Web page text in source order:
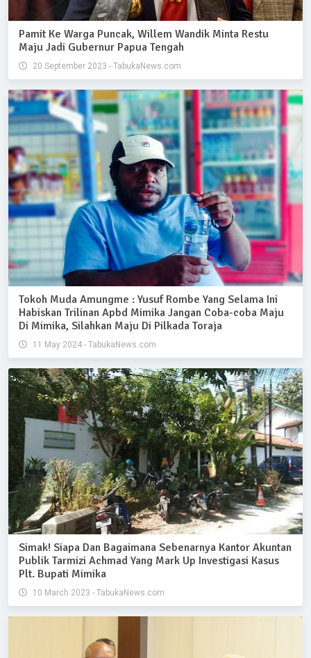
Pamit Ke Warga Puncak, Willem Wandik Minta Restu
Maju Jadi Gubernur Papua Tengah
20 September 2023 - TabukaNews.com
Tokoh Muda Amungme : Yusuf Rombe Yang Selama Ini
Habiskan Trilinan Apbd Mimika Jangan Coba-coba Maju
Di Mimika, Silahkan Maju Di Pilkada Toraja
11 May 2024 - TabukaNews.com
Simak! Siapa Dan Bagaimana Sebenarnya Kantor Akuntan
Publik Tarmizi Achmad Yang Mark Up Investigasi Kasus
Plt. Bupati Mimika
10 March 2023 - TabukaNews.com